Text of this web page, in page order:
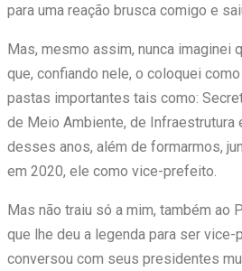
para uma reação brusca comigo e
Mas, mesmo assim, nunca imaginei
que, confiando nele, o coloquei
pastas importantes tais como:
de Meio Ambiente, de Infraestrutura
desses anos, além de formarmos,
em 2020, ele como vice-prefeito.
Mas não traiu só a mim, também ao
que lhe deu a legenda para ser
conversou com seus presidentes